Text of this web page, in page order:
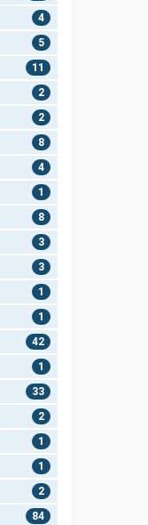
4
5
11
2
2
8
4
1
8
3
3
1
1
42
1
33
2
1
1
2
84